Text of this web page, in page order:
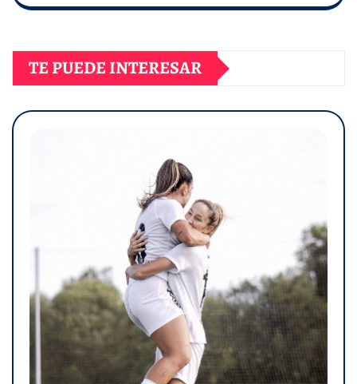
TE PUEDE INTERESAR